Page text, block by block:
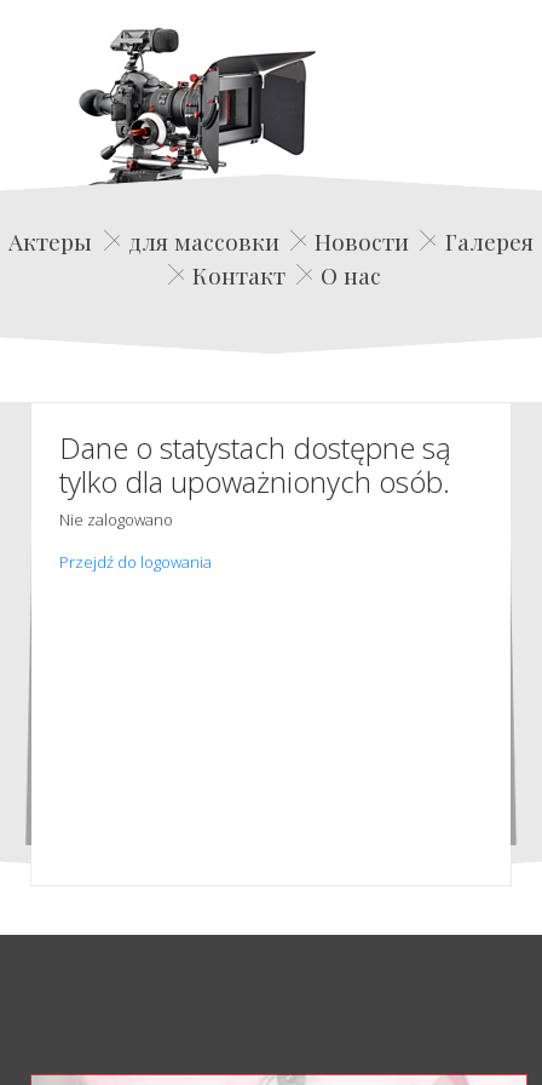
Edwin Film Agencja Aktorska
Актеры для массовки Новости
Галерея
Контакт
О нас
Dane o statystach dostępne są
tylko dla upoważnionych osób.
Nie zalogowano
Przejdź do logowania